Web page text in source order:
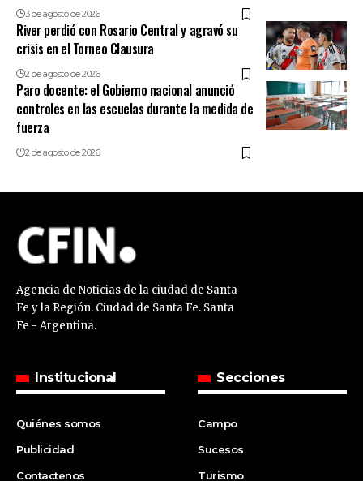
3 de agosto de 2026
River perdió con Rosario Central y agravó su
crisis en el Torneo Clausura
2 de agosto de 2026
Paro docente: el Gobierno nacional anunció
controles en las escuelas durante la medida de
fuerza
2 de agosto de 2026
Agencia de Noticias de la ciudad de Santa
Fe y la Región. Ciudad de Santa Fe. Santa
Fe - Argentina.
Institucional
Quiénes somos
Publicidad
Contactenos
Secciones
Campo
Sucesos
Turismo